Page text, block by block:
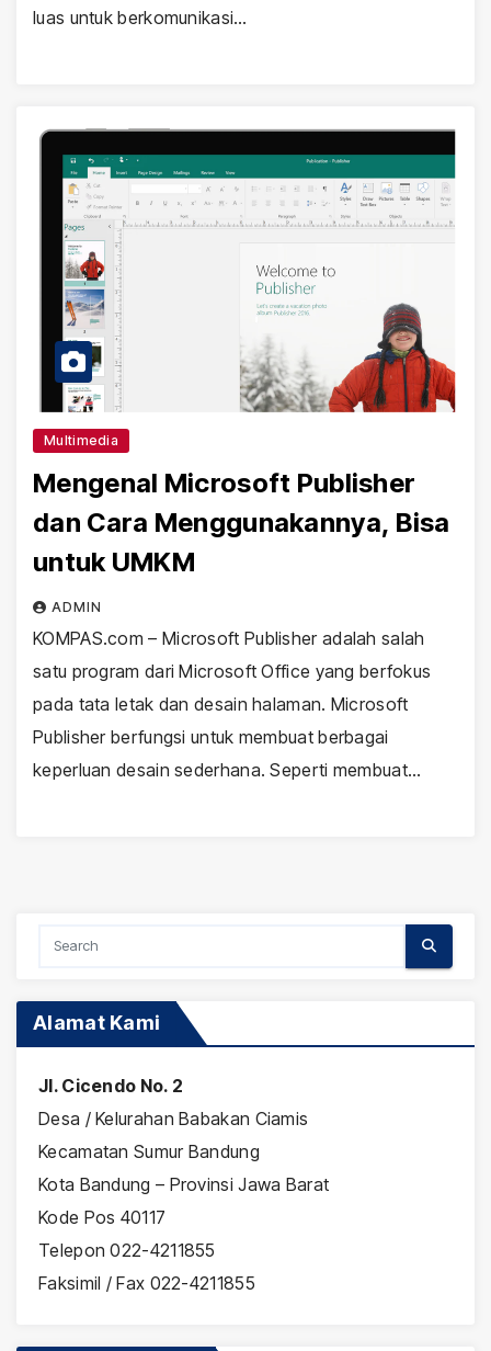
luas untuk berkomunikasi…
Multimedia
Mengenal Microsoft Publisher
dan Cara Menggunakannya, Bisa
untuk UMKM
ADMIN
KOMPAS.com – Microsoft Publisher adalah salah
satu program dari Microsoft Office yang berfokus
pada tata letak dan desain halaman. Microsoft
Publisher berfungsi untuk membuat berbagai
keperluan desain sederhana. Seperti membuat…
Alamat Kami
Jl. Cicendo No. 2
Desa / Kelurahan Babakan Ciamis
Kecamatan Sumur Bandung
Kota Bandung – Provinsi Jawa Barat
Kode Pos 40117
Telepon 022-4211855
Faksimil / Fax 022-4211855